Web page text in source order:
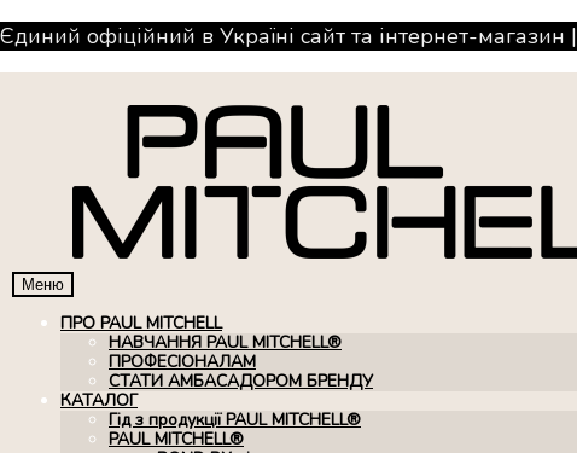
Єдиний офіційний в Україні сайт та інтернет-магазин |
Меню
ПРО PAUL MITCHELL
НАВЧАННЯ PAUL MITCHELL®
ПРОФЕСІОНАЛАМ
СТАТИ АМБАСАДОРОМ БРЕНДУ
КАТАЛОГ
Гід з продукції PAUL MITCHELL®
PAUL MITCHELL®